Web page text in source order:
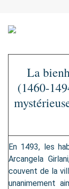
La
(1460-
En 1493, les
Arcangela
couvent de la
unanimement